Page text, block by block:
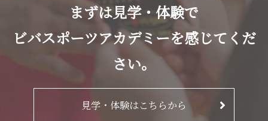
まずは見学・体験で
ビバスポーツアカデミーを感じてくだ
さい。
見学・体験はこちらから